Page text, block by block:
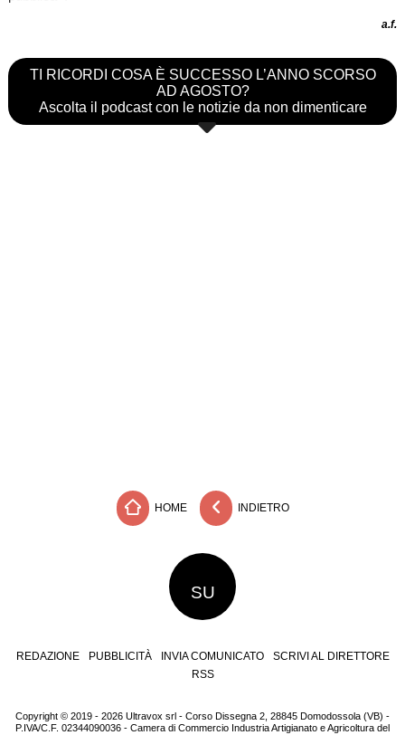
a.f.
TI RICORDI COSA È SUCCESSO L’ANNO SCORSO
AD AGOSTO?
Ascolta il podcast con le notizie da non dimenticare
HOME INDIETRO
SU
REDAZIONE PUBBLICITÀ INVIA COMUNICATO
SCRIVI AL DIRETTORE
RSS
Copyright © 2019 - 2026 Ultravox srl - Corso Dissegna 2, 28845 Domodossola (VB) -
P.IVA/C.F. 02344090036 - Camera di Commercio Industria Artigianato e Agricoltura del